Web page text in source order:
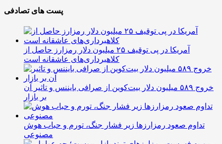
پست های تصادفی
آمریکا در پی توقیف ۲۵ میلیون دلار رمزارز حاصل از
کلاهبرداری‌های عاشقانه است
خروج ۵۸۹ میلیون دلار بیت‌کوین از صرافی بایننس و تاثیر آن
بر بازار
تداوم صعود رمزارزها زیر فشار جنگ، تورم و حباب هوش
مصنوعی